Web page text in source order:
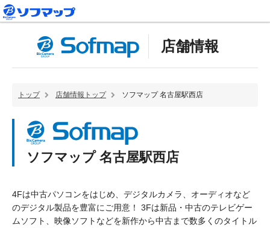
店舗情報
トップ 店舗情報トップ ソフマップ 名古屋駅西店
ソフマップ 名古屋駅西店
4Fは中古パソコンをはじめ、デジタルカメラ、オーディオなど
のデジタル製品を豊富にご用意！ 3Fは新品・中古のテレビゲー
ムソフト、映像ソフトなどを新作から中古まで数多くのタイトル